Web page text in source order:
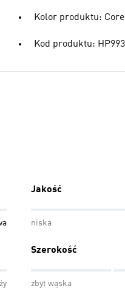
Kolor produktu:
Kod produktu:
Jakość
niska
Szerokość
zbyt wąska